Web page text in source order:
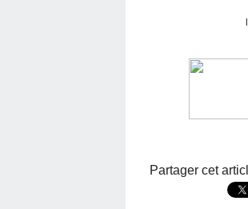
Partager cet